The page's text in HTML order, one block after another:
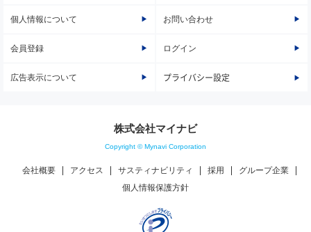
個人情報について お問い合わせ
会員登録 ログイン
広告表示について プライバシー設定
株式会社マイナビ
Copyright © Mynavi Corporation
会社概要 アクセス サスティナビリティ 採用
グループ企業
個人情報保護方針